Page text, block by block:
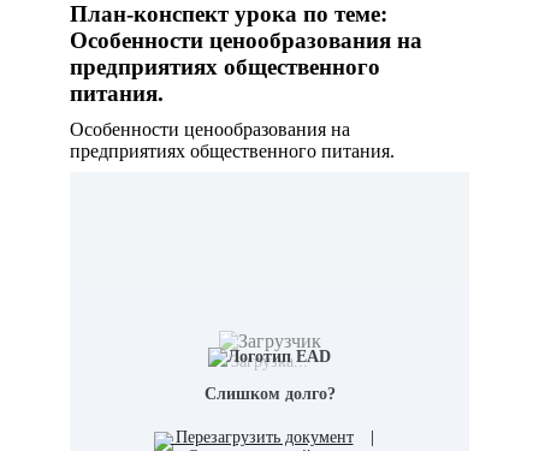
План-конспект урока по теме:
Особенности ценообразования на
предприятиях общественного
питания.
Особенности ценообразования на
предприятиях общественного питания.
Загрузка...
Слишком долго?
Перезагрузить документ